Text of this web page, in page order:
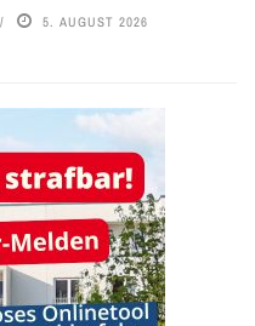
5. AUGUST 2026